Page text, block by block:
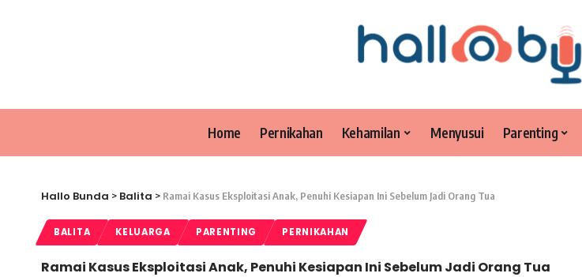
Home Pernikahan Kehamilan Menyusui Parenting
Hallo Bunda > Balita > Ramai Kasus Eksploitasi Anak, Penuhi Kesiapan Ini Sebelum Jadi Orang Tua
BALITA KELUARGA PARENTING PERNIKAHAN
Ramai Kasus Eksploitasi Anak, Penuhi Kesiapan Ini Sebelum Jadi Orang Tua